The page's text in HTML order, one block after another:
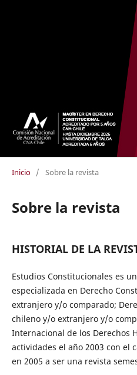
Inicio / Sobre la revista
Sobre la revista
HISTORIAL DE LA
Estudios Constitucionales es
especializada en Derecho
extranjero y/o comparado;
chileno y/o extranjero y/o
Internacional de los Derechos
actividades el año 2003 con el
en 2005 a ser una revista